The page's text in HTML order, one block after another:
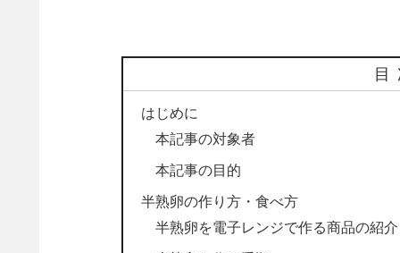
はじめに
本記事の対象者
本記事の目的
半熟卵の作り方・食べ方
半熟卵を電子レンジで作る商品の紹介